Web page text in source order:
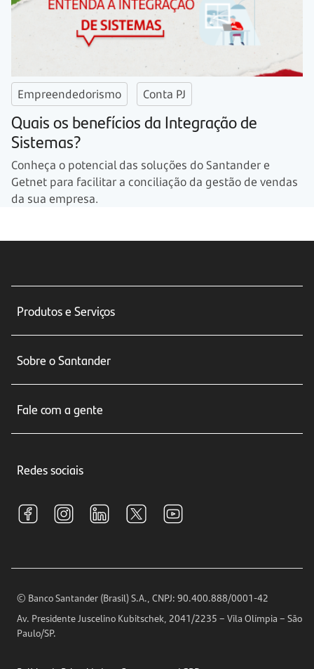
Empreendedorismo Conta PJ
Quais os benefícios da Integração de
Sistemas?
Conheça o potencial das soluções do Santander e
Getnet para facilitar a conciliação da gestão de vendas
da sua empresa.
Produtos e Serviços
Seguros
Crédito e Financiamentos
Investimentos
Sobre o Santander
Relações com Investidores
Fale com a gente
Central de Renegociação
S.A.C
Encontre nossas agências
Horários de Atendimento
Telefones
Redes sociais
© Banco Santander (Brasil) S.A., CNPJ: 90.400.888/0001-42
Av. Presidente Juscelino Kubitschek, 2041/2235 – Vila Olímpia – São
Paulo/SP.